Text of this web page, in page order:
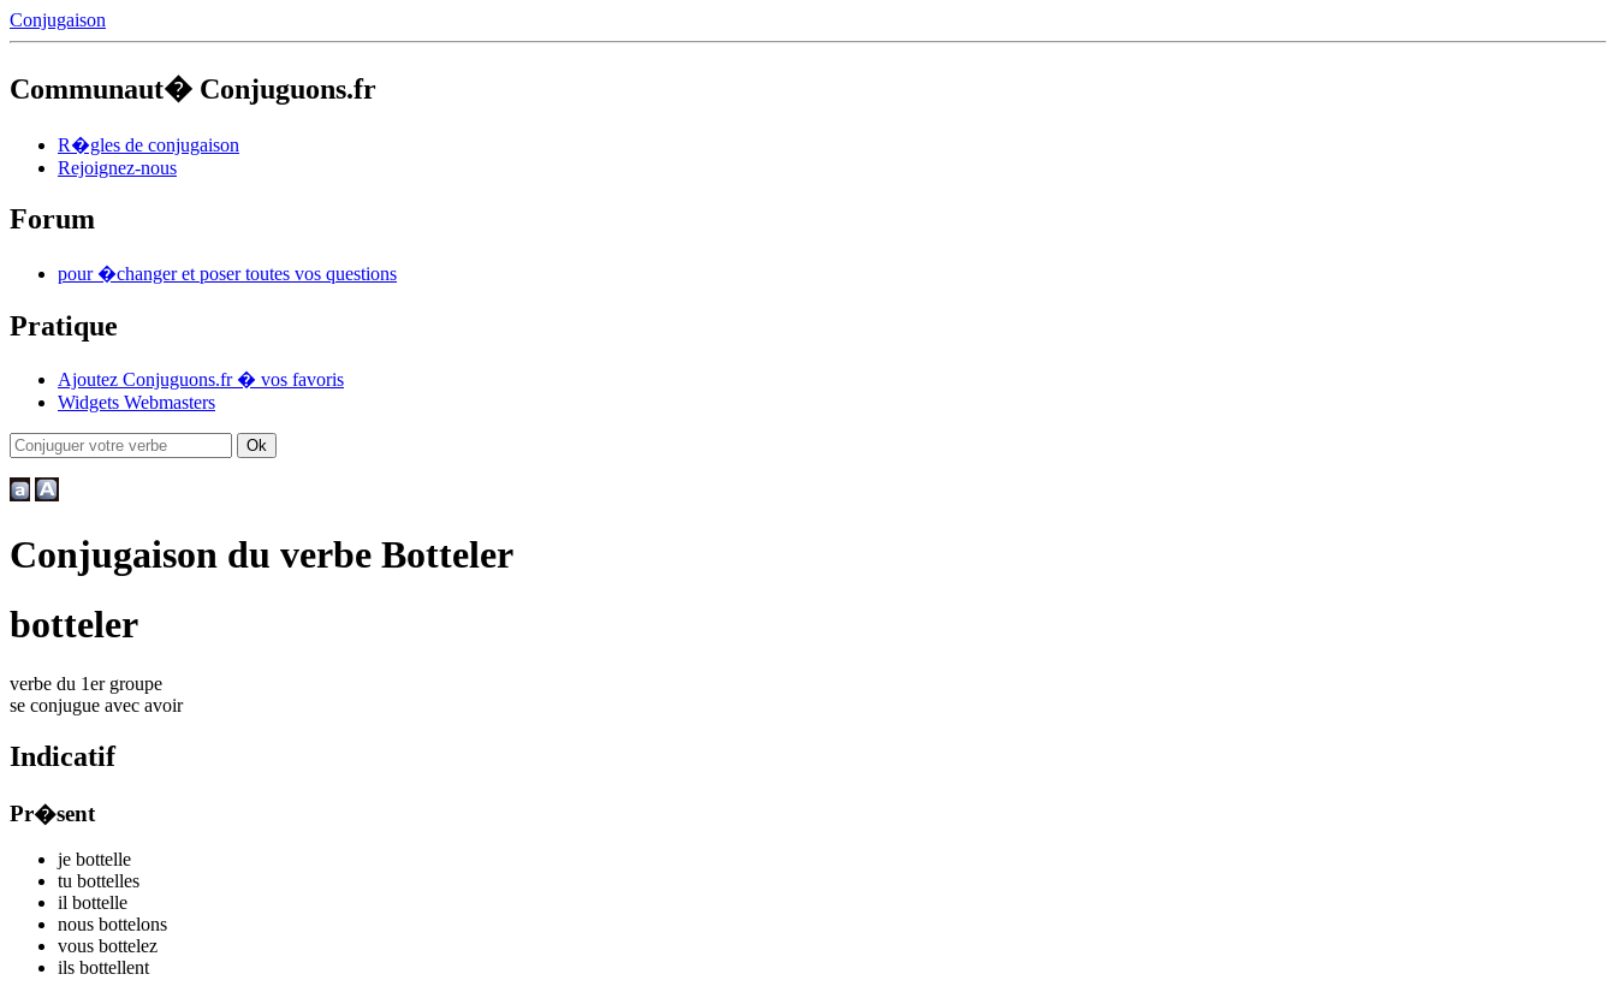
Conjugaison
Communaut� Conjuguons.fr
R�gles de conjugaison
Rejoignez-nous
Forum
pour �changer et poser toutes vos questions
Pratique
Ajoutez Conjuguons.fr � vos favoris
Widgets Webmasters
Conjugaison du verbe Botteler
botteler
verbe du 1er groupe
se conjugue avec avoir
Indicatif
Pr�sent
je bottelle
tu bottelles
il bottelle
nous bottelons
vous bottelez
ils bottellent